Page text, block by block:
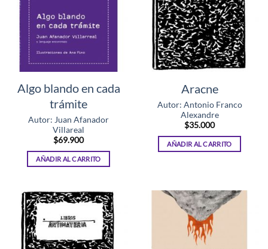
Algo blando en cada
trámite
Autor: Juan Afanador
Villareal
$69.900
AÑADIR AL CARRITO
Aracne
Autor: Antonio Franco
Alexandre
$35.000
AÑADIR AL CARRITO